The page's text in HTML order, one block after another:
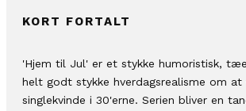
KORT FORTALT
'Hjem til Jul' er et stykke humoristisk,
helt godt stykke hverdagsrealisme om
singlekvinde i 30'erne. Serien bliver en